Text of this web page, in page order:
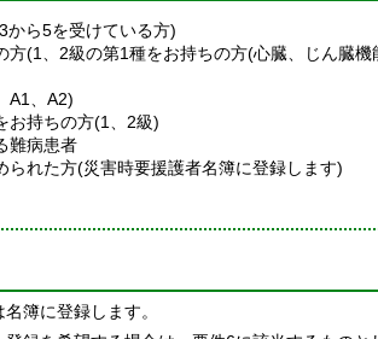
から5を受けている方)
方(1、2級の第1種をお持ちの方(心臓、じん臓
A1、A2)
お持ちの方(1、2級)
難病患者
られた方(災害時要援護者名簿に登録します)
簿に登録します。